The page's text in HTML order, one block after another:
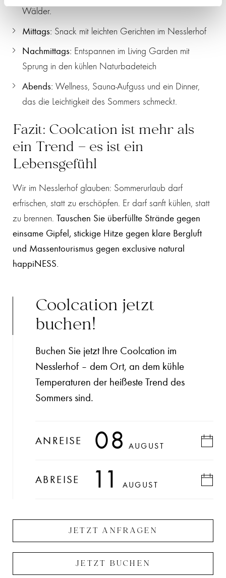
Wälder.
Mittags: Snack mit leichten Gerichten im Nesslerhof
Nachmittags: Entspannen im Living Garden mit
Sprung in den kühlen Naturbadeteich
Abends: Wellness, Sauna-Aufguss und ein Dinner,
das die Leichtigkeit des Sommers schmeckt.
Fazit: Coolcation ist mehr als
ein Trend – es ist ein
Lebensgefühl
Wir im Nesslerhof glauben: Sommerurlaub darf
erfrischen, statt zu erschöpfen. Er darf sanft kühlen, statt
zu brennen. Tauschen Sie überfüllte Strände gegen
einsame Gipfel, stickige Hitze gegen klare Bergluft
und Massentourismus gegen exclusive natural
happiNESS.
Coolcation jetzt
buchen!
Buchen Sie jetzt Ihre Coolcation im
Nesslerhof – dem Ort, an dem kühle
Temperaturen der heißeste Trend des
Sommers sind.
ANREISE 08 AUGUST
ABREISE 11 AUGUST
JETZT BUCHEN
JETZT ANFRAGEN